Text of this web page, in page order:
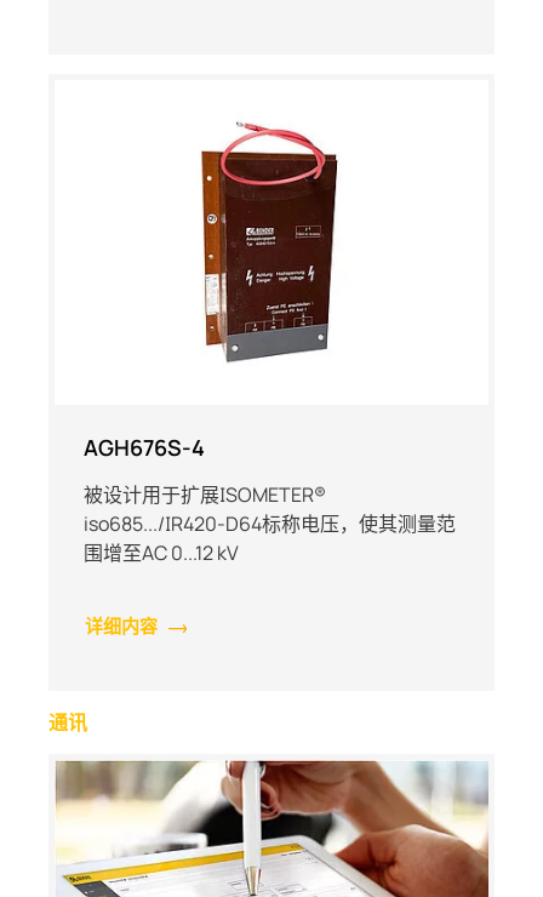
AGH676S-4
被设计用于扩展ISOMETER®
iso685.../IR420-D64标称电压，使其测量范
围增至AC 0...12 kV
详细内容
通讯